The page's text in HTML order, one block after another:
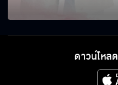
ดาวน์โหลด